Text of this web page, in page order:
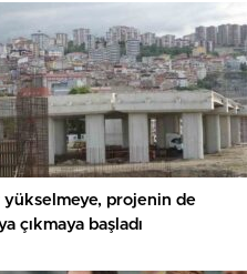
projenin de
çıkmaya başladı